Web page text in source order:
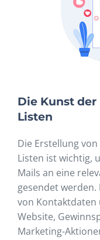
Die Kunst
Listen
Die Erstellung
Listen ist wichtig,
Mails an eine
gesendet
von
Website,
Marketing-